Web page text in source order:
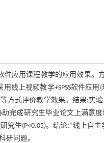
件应用课程教学的应用效果
线上视频教学+SPSS软件应
式评价教学效果。结果:实验
助完成研究生毕业论文上满意
生(P<0.05)。结论:“线上自主
研问题。